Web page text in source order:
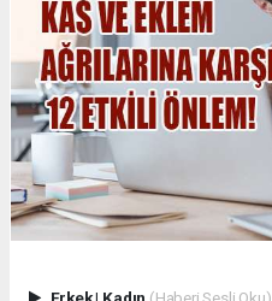
Erkek| Kadın (Haberi Sesli Oku)